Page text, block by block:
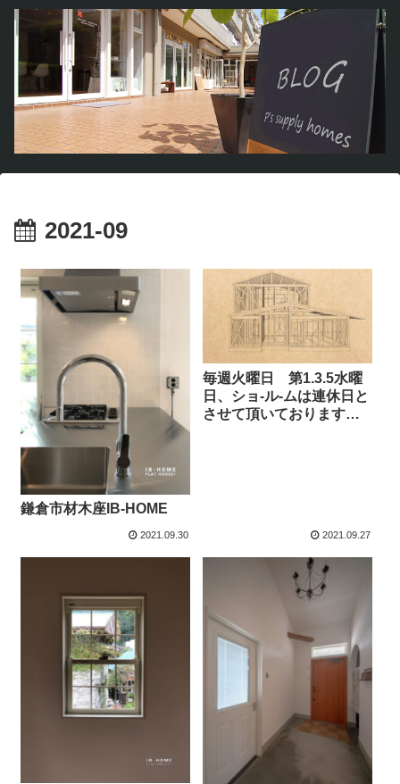
2021-09
鎌倉市材木座IB-HOME
2021.09.30
毎週火曜日 第1.3.5水曜
日、ショ-ル-ムは連休日と
させて頂いております
2021.09.27